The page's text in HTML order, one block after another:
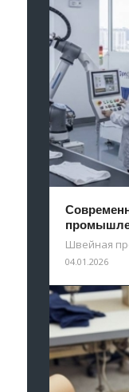
Швейная
04.01.2026